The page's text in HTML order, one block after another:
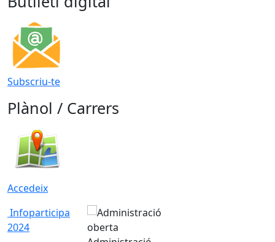
Subscriu-te
Plànol / Carrers
Accedeix
Infoparticipa
2024